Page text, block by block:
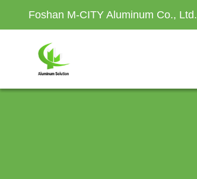
Foshan M-CITY Aluminum Co., Ltd.